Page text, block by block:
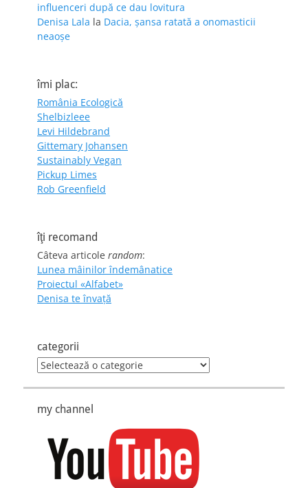
influenceri după ce dau lovitura
Denisa Lala la Dacia, șansa ratată a onomasticii
neaoșe
îmi plac:
România Ecologică
Shelbizleee
Levi Hildebrand
Gittemary Johansen
Sustainably Vegan
Pickup Limes
Rob Greenfield
îţi recomand
Câteva articole random:
Lunea mâinilor îndemânatice
Proiectul «Alfabet»
Denisa te învaţă
categorii
categorii
my channel